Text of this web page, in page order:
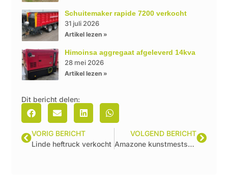
Schuitemaker rapide 7200 verkocht
31 juli 2026
Artikel lezen »
Himoinsa aggregaat afgeleverd 14kva
28 mei 2026
Artikel lezen »
Dit bericht delen:
VORIG BERICHT
Linde heftruck verkocht
VOLGEND BERICHT
Amazone kunstmeststrooier za-v 2000 afgeleverd